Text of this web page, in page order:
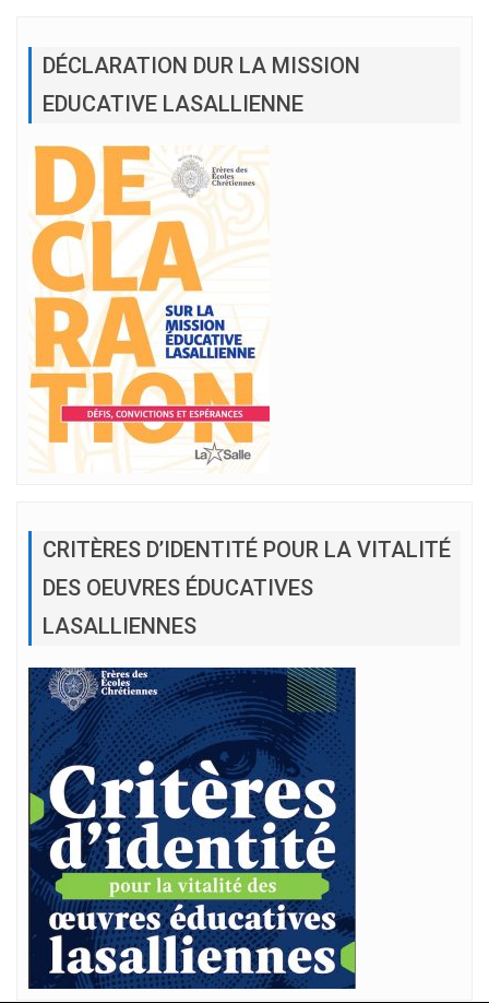
DÉCLARATION DUR LA MISSION
EDUCATIVE LASALLIENNE
CRITÈRES D’IDENTITÉ POUR LA VITALITÉ
DES OEUVRES ÉDUCATIVES
LASALLIENNES